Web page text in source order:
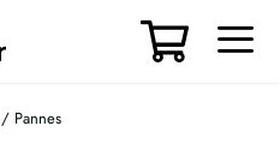
/ Pannes